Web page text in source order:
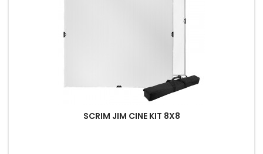
SCRIM JIM CINE KIT 8X8